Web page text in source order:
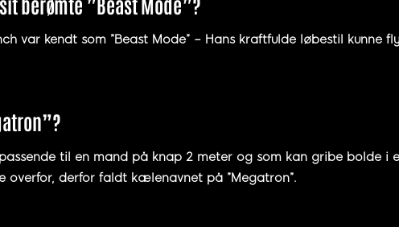
var kendt som ”Beast Mode” – Hans kraftfulde løbestil
til en mand på knap 2 meter og som kan gribe bolde i
derfor faldt kælenavnet på ”Megatron”.